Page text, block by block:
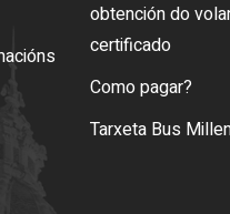
obtención do
certificado
Como pagar?
Tarxeta Bus